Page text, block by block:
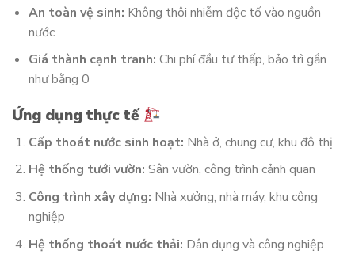
An toàn vệ sinh: Không thôi nhiễm độc tố vào nguồn
nước
Giá thành cạnh tranh: Chi phí đầu tư thấp, bảo trì gần
như bằng 0
Ứng dụng thực tế
Cấp thoát nước sinh hoạt: Nhà ở, chung cư, khu đô thị
Hệ thống tưới vườn: Sân vườn, công trình cảnh quan
Công trình xây dựng: Nhà xưởng, nhà máy, khu công
nghiệp
Hệ thống thoát nước thải: Dân dụng và công nghiệp